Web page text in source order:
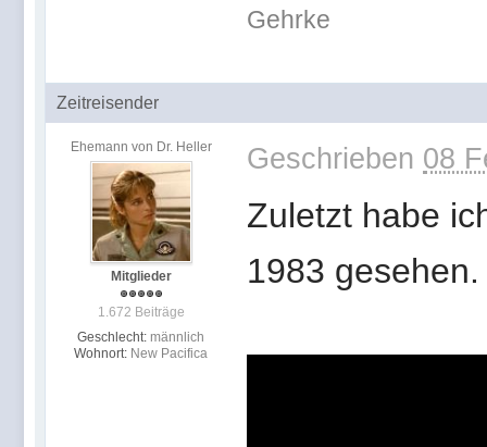
Zeitreisender
Ehemann von Dr. Heller
Mitglieder
1.672 Beiträge
Geschlecht: männlich
Wohnort: New Pacifica
Geschrieben 08
Zuletzt habe
1983 gesehen.